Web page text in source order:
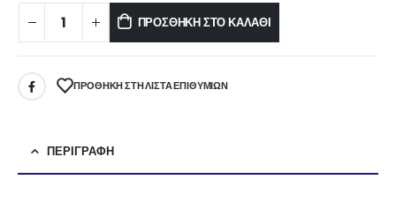
ΠΡΟΣΘΉΚΗ ΣΤΟ ΚΑΛΆΘΙ
ΠΡΌΘΉΚΗ ΣΤΗ ΛΊΣΤΑ ΕΠΙΘΥΜΙΏΝ
ΠΕΡΙΓΡΑΦΉ